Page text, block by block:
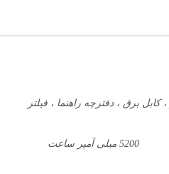
کابل برق ، دفترچه راهنما ، فیلتر
5200 میلی آمپر ساعت